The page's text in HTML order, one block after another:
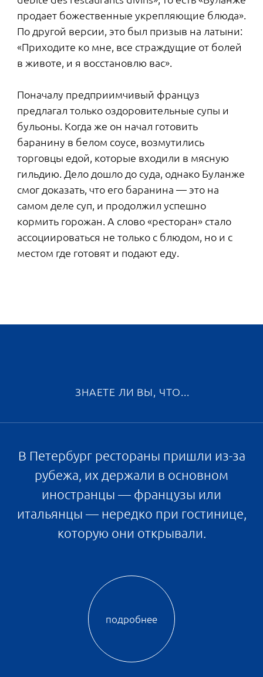
Помните ресторан, окруженный водой, о
создателей «Парадного ансамбля», зимой этот
искусственный водоем будет превращаться в
каток. Так что, подкрепившись, можно будет
тут же перейти к активному досугу. Коньки —
это и весело, и для здоровья полезно. Лишние
калории сгорят без следа, если кататься
наперегонки или устроить соревнование на
самый красивый пируэт.
Как видите, в жизнь Петербурга на
протяжении его истории вплетались самые
разные европейские веяния — от немецких
новогодних обычаев до голландского
разумеется, особенно сильно Европа
сказывалась на архитектуре — как на дворцах
императоров, так и на домах простых
посмотрим, как выглядит в XXI веке «русский
Сдержанная и гармоничная архитектура
квартала будет идеально вписана в зеленый
ландшафт благодаря небольшой этажности и
фасадам из керамогранита природных
оттенков и кирпича. Ярким акцентом станут